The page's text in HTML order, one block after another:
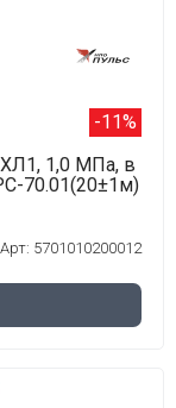
-11%
1,0 МПа, в
70.01(20±1м)
Арт: 5701010200012